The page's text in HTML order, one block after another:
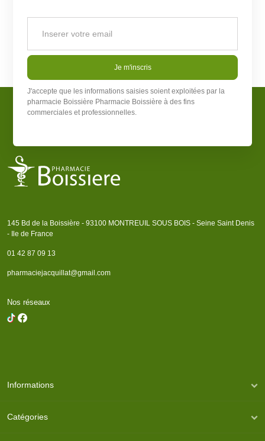
Je m'inscris
J'accepte que les informations saisies soient exploitées par la
pharmacie Boissière Pharmacie Boissière à des fins
commerciales et professionnelles.
145 Bd de la Boissière - 93100 MONTREUIL SOUS BOIS - Seine Saint Denis
- Ile de France
01 42 87 09 13
pharmaciejacquillat@gmail.com
Nos réseaux
Informations
Catégories